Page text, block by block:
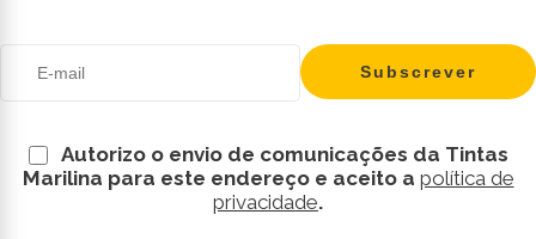
Autorizo o envio de comunicações da Tintas
Marilina para este endereço e aceito a política de
privacidade.